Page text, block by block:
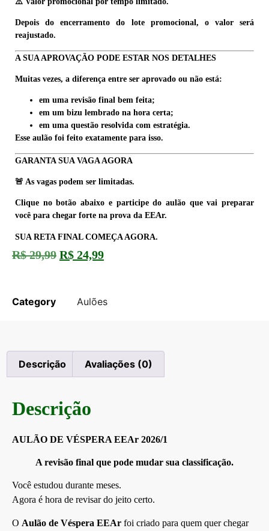
Depois do encerramento do lote promocional, o valor será
reajustado.
A SUA APROVAÇÃO PODE ESTAR NOS DETALHES
Muitas vezes, a diferença entre ser aprovado ou não está:
em uma revisão final bem feita;
em um bizu lembrado na hora certa;
em uma questão resolvida com estratégia.
Esse aulão foi feito exatamente para isso.
GARANTA SUA VAGA AGORA
🚨 As vagas podem ser limitadas.
Clique no botão abaixo e participe do aulão que vai preparar
você para chegar forte na prova da EEAr.
SUA RETA FINAL COMEÇA AGORA.
R$29,99 R$ 24,99
Category Aulões
Descrição Avaliações (0)
Descrição
AULÃO DE VÉSPERA EEAr 2026/1
A revisão final que pode mudar sua classificação.
Você estudou durante meses.
Agora é hora de revisar do jeito certo.
O Aulão de Véspera EEAr foi criado para quem quer chegar